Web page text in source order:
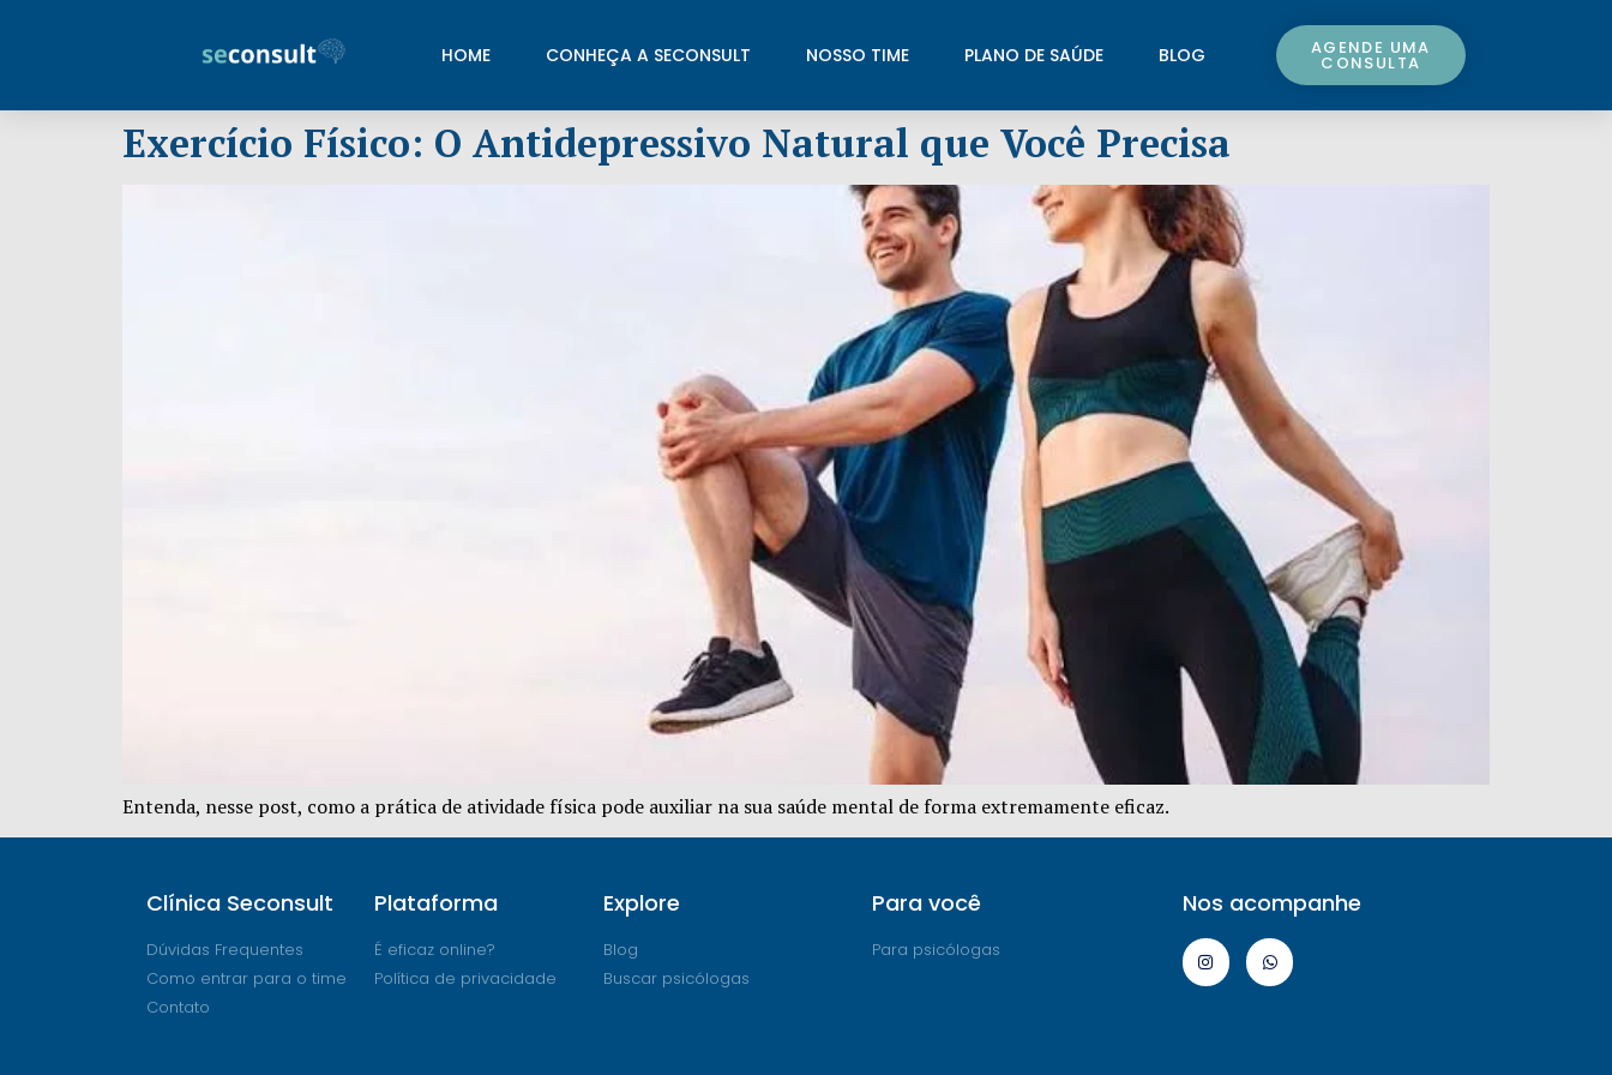
HOME CONHEÇA A SECONSULT NOSSO TIME PLANO DE SAÚDE BLOG AGENDE UMA
CONSULTA
Exercício Físico: O Antidepressivo Natural que Você Precisa
Entenda, nesse post, como a prática de atividade física pode auxiliar na sua saúde mental de forma extremamente eficaz.
Clínica Seconsult
Dúvidas Frequentes
Como entrar para o time
Contato
Plataforma
É eficaz online?
Política de privacidade
Explore
Blog
Buscar psicólogas
Para você
Para psicólogas
Nos acompanhe